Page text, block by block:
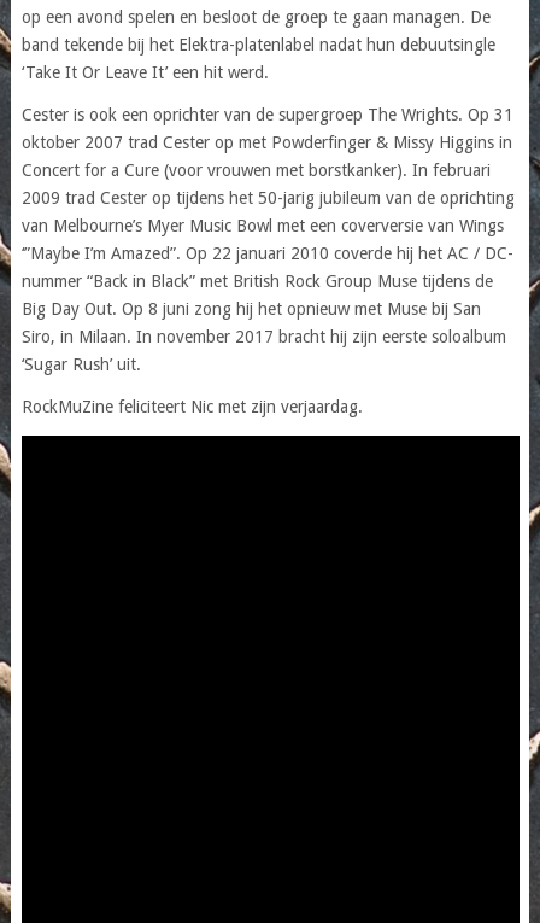
op een avond spelen en besloot de groep te gaan managen. De
band tekende bij het Elektra-platenlabel nadat hun debuutsingle
‘Take It Or Leave It’ een hit werd.
Cester is ook een oprichter van de supergroep The Wrights. Op 31
oktober 2007 trad Cester op met Powderfinger & Missy Higgins in
Concert for a Cure (voor vrouwen met borstkanker). In februari
2009 trad Cester op tijdens het 50-jarig jubileum van de oprichting
van Melbourne’s Myer Music Bowl met een coverversie van Wings
‘”Maybe I’m Amazed”. Op 22 januari 2010 coverde hij het AC / DC-
nummer “Back in Black” met British Rock Group Muse tijdens de
Big Day Out. Op 8 juni zong hij het opnieuw met Muse bij San
Siro, in Milaan. In november 2017 bracht hij zijn eerste soloalbum
‘Sugar Rush’ uit.
RockMuZine feliciteert Nic met zijn verjaardag.